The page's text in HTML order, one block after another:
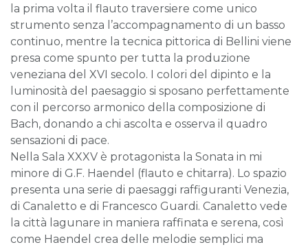
la prima volta il flauto traversiere come unico
strumento senza l’accompagnamento di un basso
continuo, mentre la tecnica pittorica di Bellini viene
presa come spunto per tutta la produzione
veneziana del XVI secolo. I colori del dipinto e la
luminosità del paesaggio si sposano perfettamente
con il percorso armonico della composizione di
Bach, donando a chi ascolta e osserva il quadro
sensazioni di pace.
Nella Sala XXXV è protagonista la Sonata in mi
minore di G.F. Haendel (flauto e chitarra). Lo spazio
presenta una serie di paesaggi raffiguranti Venezia,
di Canaletto e di Francesco Guardi. Canaletto vede
la città lagunare in maniera raffinata e serena, così
come Haendel crea delle melodie semplici ma